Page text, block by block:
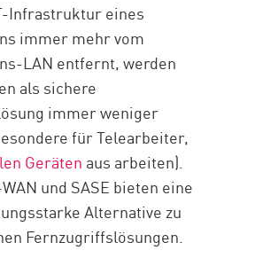
Infrastruktur eines
immer mehr vom
LAN entfernt, werden
als sichere
immer weniger
für Telearbeiter,
Geräten aus arbeiten).
und SASE bieten eine
Alternative zu
Fernzugriffslösungen.